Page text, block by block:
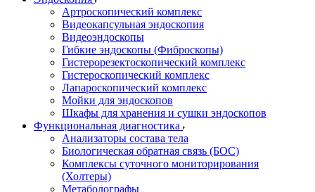
Артроскопический комплекс
Видеокапсульная эндоскопия
Видеоэндоскопы
Гибкие эндоскопы (Фиброcкопы)
Гистерорезектоскопический комплекс
Гистероскопический комплекс
Лапароскопический комплекс
Мойки для эндоскопов
Шкафы для хранения и сушки эндоскопов
Функциональная диагностика
Анализаторы состава тела
Биологическая обратная связь (БОС)
Комплексы суточного мониторирования
(Холтеры)
Метаболографы